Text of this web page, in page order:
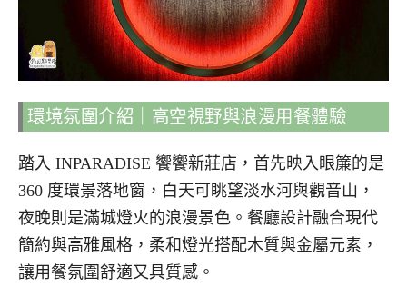
環境氛圍介紹｜高空視野與浪漫用餐體驗
踏入 INPARADISE 饗饗新莊店，首先映入眼簾的是
360 度環景落地窗，白天可眺望淡水河與觀音山，
夜晚則是滿城燈火的浪漫景色。餐廳設計融合現代
簡約與高雅風格，柔和燈光搭配木質與金屬元素，
讓用餐氛圍舒適又具質感。